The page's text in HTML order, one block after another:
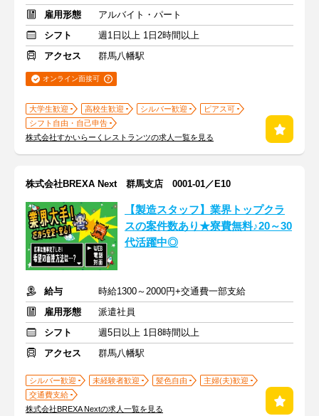
雇用形態
アルバイト・パート
シフト
週1日以上 1日2時間以上
アクセス
群馬八幡駅
オンライン面接可
大学生歓迎 高校生歓迎 シルバー歓迎
ピアス可
シフト自由・自己申告
株式会社すかいらーくレストランツの求人一覧を見る
株式会社BREXA Next 群馬支店 0001-01／E10
【製造スタッフ】業界トップクラ
スの案件数あり★寮費無料♪20～30
代活躍中◎
給与
時給1300～2000円+交通費一部支給
雇用形態
派遣社員
シフト
週5日以上 1日8時間以上
アクセス
群馬八幡駅
シルバー歓迎 未経験者歓迎 髪色自由
主婦(夫)歓迎
交通費支給
株式会社BREXA Nextの求人一覧を見る